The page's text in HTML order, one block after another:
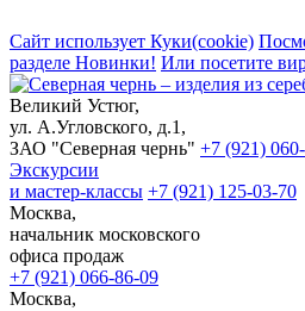
Сайт использует Куки(cookie)
разделе Новинки! Или посетите
Великий Устюг,
ул. А.Угловского, д.1,
ЗАО "Северная чернь" +7 (921)
Экскурсии
и мастер-классы +7 (921) 125-03-70
Москва,
начальник московского
офиса продаж
+7 (921) 066-86-09
Москва,